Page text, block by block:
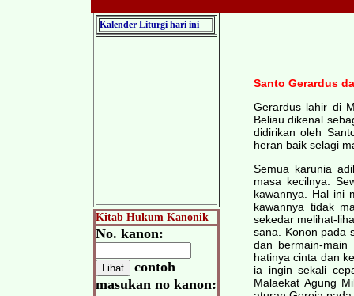
Kalender Liturgi hari ini
Kitab Hukum Kanonik
No. kanon:
contoh
masukan no kanon:
Santo Gerardus
Gerardus lahir di
Beliau dikenal
didirikan oleh
heran baik selagi
Semua karunia
masa kecilnya.
kawannya. Hal ini
kawannya tidak
sekedar melihat-
sana. Konon pada
dan bermain-main
hatinya cinta dan
ia ingin sekali
Malaekat Agung